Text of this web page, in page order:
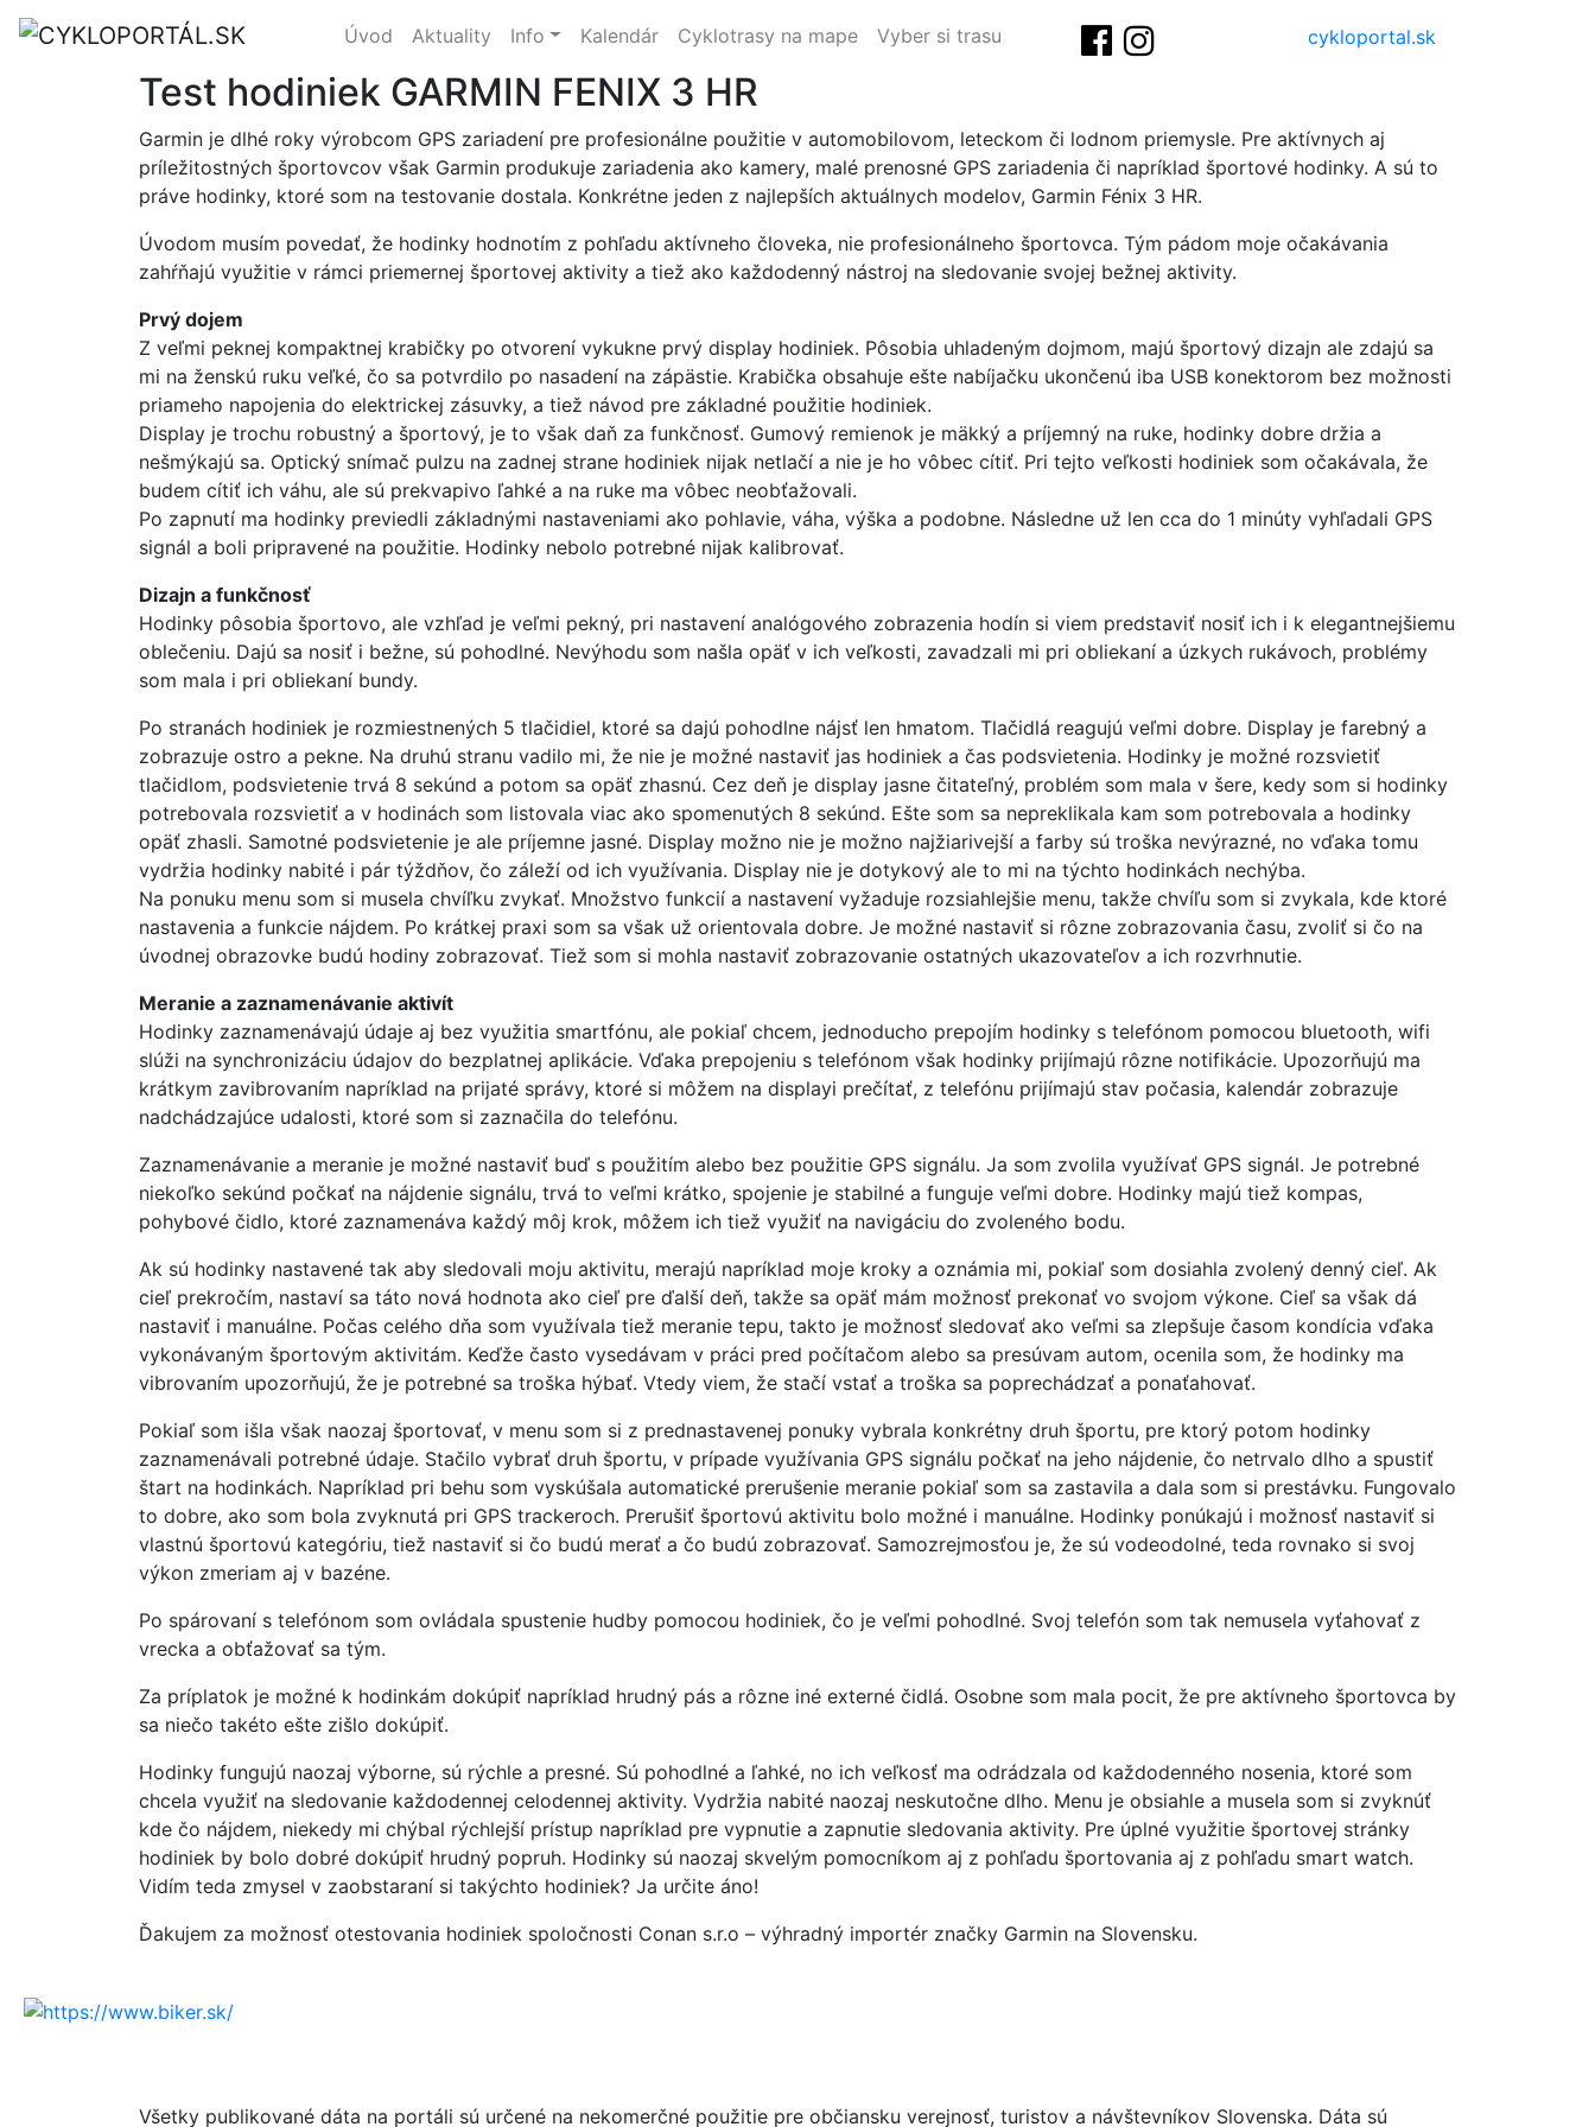
Úvod Aktuality Info Kalendár Cyklotrasy na mape Vyber si trasu cykloportal.sk
Test hodiniek GARMIN FENIX 3 HR
Garmin je dlhé roky výrobcom GPS zariadení pre profesionálne použitie v automobilovom, leteckom či lodnom priemysle. Pre aktívnych aj
príležitostných športovcov však Garmin produkuje zariadenia ako kamery, malé prenosné GPS zariadenia či napríklad športové hodinky. A sú to
práve hodinky, ktoré som na testovanie dostala. Konkrétne jeden z najlepších aktuálnych modelov, Garmin Fénix 3 HR.
Úvodom musím povedať, že hodinky hodnotím z pohľadu aktívneho človeka, nie profesionálneho športovca. Tým pádom moje očakávania
zahŕňajú využitie v rámci priemernej športovej aktivity a tiež ako každodenný nástroj na sledovanie svojej bežnej aktivity.
Prvý dojem
Z veľmi peknej kompaktnej krabičky po otvorení vykukne prvý display hodiniek. Pôsobia uhladeným dojmom, majú športový dizajn ale zdajú sa
mi na ženskú ruku veľké, čo sa potvrdilo po nasadení na zápästie. Krabička obsahuje ešte nabíjačku ukončenú iba USB konektorom bez možnosti
priameho napojenia do elektrickej zásuvky, a tiež návod pre základné použitie hodiniek.
Display je trochu robustný a športový, je to však daň za funkčnosť. Gumový remienok je mäkký a príjemný na ruke, hodinky dobre držia a
nešmýkajú sa. Optický snímač pulzu na zadnej strane hodiniek nijak netlačí a nie je ho vôbec cítiť. Pri tejto veľkosti hodiniek som očakávala, že
budem cítiť ich váhu, ale sú prekvapivo ľahké a na ruke ma vôbec neobťažovali.
Po zapnutí ma hodinky previedli základnými nastaveniami ako pohlavie, váha, výška a podobne. Následne už len cca do 1 minúty vyhľadali GPS
signál a boli pripravené na použitie. Hodinky nebolo potrebné nijak kalibrovať.
Dizajn a funkčnosť
Hodinky pôsobia športovo, ale vzhľad je veľmi pekný, pri nastavení analógového zobrazenia hodín si viem predstaviť nosiť ich i k elegantnejšiemu
oblečeniu. Dajú sa nosiť i bežne, sú pohodlné. Nevýhodu som našla opäť v ich veľkosti, zavadzali mi pri obliekaní a úzkych rukávoch, problémy
som mala i pri obliekaní bundy.
Po stranách hodiniek je rozmiestnených 5 tlačidiel, ktoré sa dajú pohodlne nájsť len hmatom. Tlačidlá reagujú veľmi dobre. Display je farebný a
zobrazuje ostro a pekne. Na druhú stranu vadilo mi, že nie je možné nastaviť jas hodiniek a čas podsvietenia. Hodinky je možné rozsvietiť
tlačidlom, podsvietenie trvá 8 sekúnd a potom sa opäť zhasnú. Cez deň je display jasne čitateľný, problém som mala v šere, kedy som si hodinky
potrebovala rozsvietiť a v hodinách som listovala viac ako spomenutých 8 sekúnd. Ešte som sa nepreklikala kam som potrebovala a hodinky
opäť zhasli. Samotné podsvietenie je ale príjemne jasné. Display možno nie je možno najžiarivejší a farby sú troška nevýrazné, no vďaka tomu
vydržia hodinky nabité i pár týždňov, čo záleží od ich využívania. Display nie je dotykový ale to mi na týchto hodinkách nechýba.
Na ponuku menu som si musela chvíľku zvykať. Množstvo funkcií a nastavení vyžaduje rozsiahlejšie menu, takže chvíľu som si zvykala, kde ktoré
nastavenia a funkcie nájdem. Po krátkej praxi som sa však už orientovala dobre. Je možné nastaviť si rôzne zobrazovania času, zvoliť si čo na
úvodnej obrazovke budú hodiny zobrazovať. Tiež som si mohla nastaviť zobrazovanie ostatných ukazovateľov a ich rozvrhnutie.
Meranie a zaznamenávanie aktivít
Hodinky zaznamenávajú údaje aj bez využitia smartfónu, ale pokiaľ chcem, jednoducho prepojím hodinky s telefónom pomocou bluetooth, wifi
slúži na synchronizáciu údajov do bezplatnej aplikácie. Vďaka prepojeniu s telefónom však hodinky prijímajú rôzne notifikácie. Upozorňujú ma
krátkym zavibrovaním napríklad na prijaté správy, ktoré si môžem na displayi prečítať, z telefónu prijímajú stav počasia, kalendár zobrazuje
nadchádzajúce udalosti, ktoré som si zaznačila do telefónu.
Zaznamenávanie a meranie je možné nastaviť buď s použitím alebo bez použitie GPS signálu. Ja som zvolila využívať GPS signál. Je potrebné
niekoľko sekúnd počkať na nájdenie signálu, trvá to veľmi krátko, spojenie je stabilné a funguje veľmi dobre. Hodinky majú tiež kompas,
pohybové čidlo, ktoré zaznamenáva každý môj krok, môžem ich tiež využiť na navigáciu do zvoleného bodu.
Ak sú hodinky nastavené tak aby sledovali moju aktivitu, merajú napríklad moje kroky a oznámia mi, pokiaľ som dosiahla zvolený denný cieľ. Ak
cieľ prekročím, nastaví sa táto nová hodnota ako cieľ pre ďalší deň, takže sa opäť mám možnosť prekonať vo svojom výkone. Cieľ sa však dá
nastaviť i manuálne. Počas celého dňa som využívala tiež meranie tepu, takto je možnosť sledovať ako veľmi sa zlepšuje časom kondícia vďaka
vykonávaným športovým aktivitám. Keďže často vysedávam v práci pred počítačom alebo sa presúvam autom, ocenila som, že hodinky ma
vibrovaním upozorňujú, že je potrebné sa troška hýbať. Vtedy viem, že stačí vstať a troška sa poprechádzať a ponaťahovať.
Pokiaľ som išla však naozaj športovať, v menu som si z prednastavenej ponuky vybrala konkrétny druh športu, pre ktorý potom hodinky
zaznamenávali potrebné údaje. Stačilo vybrať druh športu, v prípade využívania GPS signálu počkať na jeho nájdenie, čo netrvalo dlho a spustiť
štart na hodinkách. Napríklad pri behu som vyskúšala automatické prerušenie meranie pokiaľ som sa zastavila a dala som si prestávku. Fungovalo
to dobre, ako som bola zvyknutá pri GPS trackeroch. Prerušiť športovú aktivitu bolo možné i manuálne. Hodinky ponúkajú i možnosť nastaviť si
vlastnú športovú kategóriu, tiež nastaviť si čo budú merať a čo budú zobrazovať. Samozrejmosťou je, že sú vodeodolné, teda rovnako si svoj
výkon zmeriam aj v bazéne.
Po spárovaní s telefónom som ovládala spustenie hudby pomocou hodiniek, čo je veľmi pohodlné. Svoj telefón som tak nemusela vyťahovať z
vrecka a obťažovať sa tým.
Za príplatok je možné k hodinkám dokúpiť napríklad hrudný pás a rôzne iné externé čidlá. Osobne som mala pocit, že pre aktívneho športovca by
sa niečo takéto ešte zišlo dokúpiť.
Hodinky fungujú naozaj výborne, sú rýchle a presné. Sú pohodlné a ľahké, no ich veľkosť ma odrádzala od každodenného nosenia, ktoré som
chcela využiť na sledovanie každodennej celodennej aktivity. Vydržia nabité naozaj neskutočne dlho. Menu je obsiahle a musela som si zvyknúť
kde čo nájdem, niekedy mi chýbal rýchlejší prístup napríklad pre vypnutie a zapnutie sledovania aktivity. Pre úplné využitie športovej stránky
hodiniek by bolo dobré dokúpiť hrudný popruh. Hodinky sú naozaj skvelým pomocníkom aj z pohľadu športovania aj z pohľadu smart watch.
Vidím teda zmysel v zaobstaraní si takýchto hodiniek? Ja určite áno!
Ďakujem za možnosť otestovania hodiniek spoločnosti Conan s.r.o – výhradný importér značky Garmin na Slovensku.
Všetky publikované dáta na portáli sú určené na nekomerčné použitie pre občiansku verejnosť, turistov a návštevníkov Slovenska. Dáta sú